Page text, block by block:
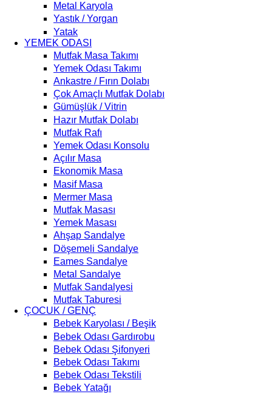
Metal Karyola
Yastık / Yorgan
Yatak
YEMEK ODASI
Mutfak Masa Takımı
Yemek Odası Takımı
Ankastre / Fırın Dolabı
Çok Amaçlı Mutfak Dolabı
Gümüşlük / Vitrin
Hazır Mutfak Dolabı
Mutfak Rafı
Yemek Odası Konsolu
Açılır Masa
Ekonomik Masa
Masif Masa
Mermer Masa
Mutfak Masası
Yemek Masası
Ahşap Sandalye
Döşemeli Sandalye
Eames Sandalye
Metal Sandalye
Mutfak Sandalyesi
Mutfak Taburesi
ÇOCUK / GENÇ
Bebek Karyolası / Beşik
Bebek Odası Gardırobu
Bebek Odası Şifonyeri
Bebek Odası Takımı
Bebek Odası Tekstili
Bebek Yatağı